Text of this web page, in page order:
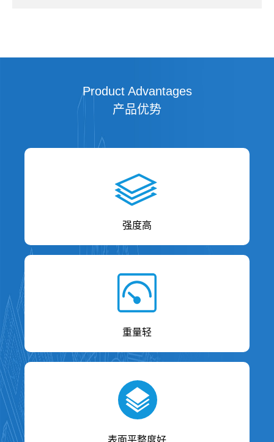
Product Advantages
产品优势
强度高
重量轻
表面平整度好